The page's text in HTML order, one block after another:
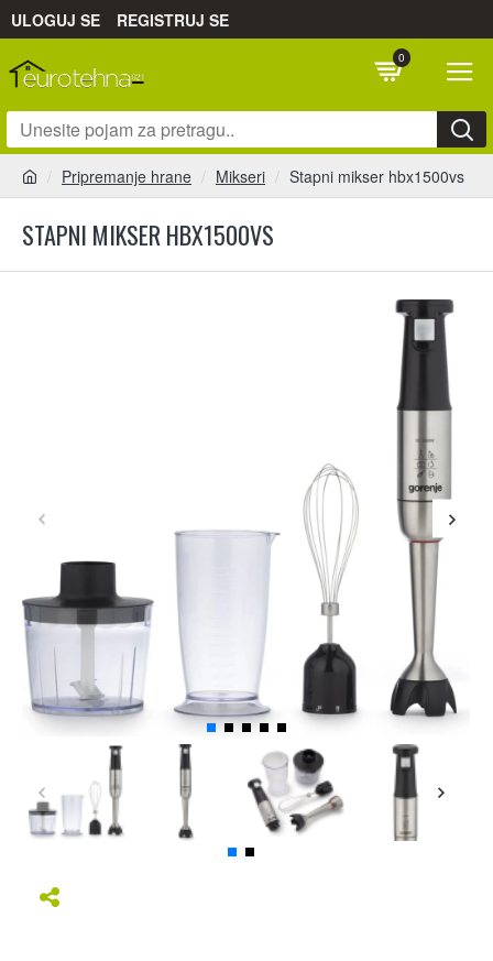
ULOGUJ SE REGISTRUJ SE
0
Pripremanje hrane Mikseri Stapni mikser hbx1500vs
STAPNI MIKSER HBX1500VS